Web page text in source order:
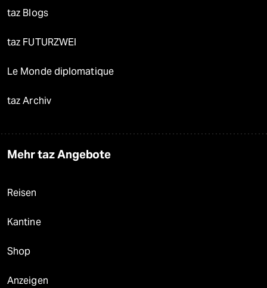
taz Blogs
taz FUTURZWEI
Le Monde diplomatique
taz Archiv
Mehr taz Angebote
Reisen
Kantine
Shop
Anzeigen